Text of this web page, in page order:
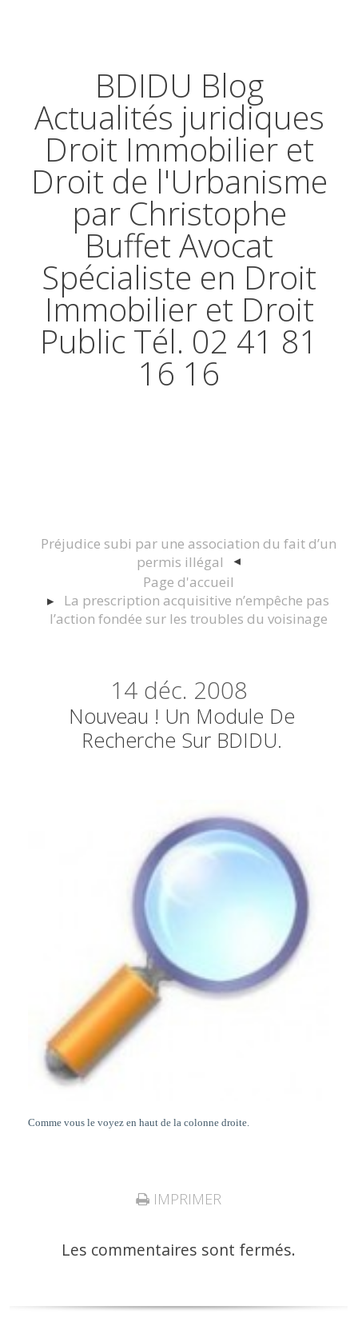
BDIDU Blog
Actualités juridiques
Droit Immobilier et
Droit de l'Urbanisme
par Christophe
Buffet Avocat
Spécialiste en Droit
Immobilier et Droit
Public Tél. 02 41 81
16 16
Préjudice subi par une association du fait d’un
permis illégal
Page d'accueil
La prescription acquisitive n’empêche pas
l’action fondée sur les troubles du voisinage
14 déc. 2008
Nouveau ! Un Module De
Recherche Sur BDIDU.
Comme vous le voyez en haut de la colonne droite.
IMPRIMER
Les commentaires sont fermés.